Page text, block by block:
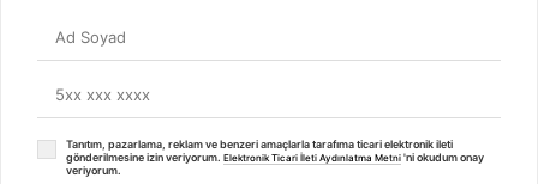
İLETİŞİM
Ferhatpaşa Caddesi Ferhatpaşa mahallesi 25.sokak No:69 SDE
T E-TicaretSistemleriyle Hazırlanmıştır.
Tanıtım, pazarlama, reklam ve benzeri amaçlarla tarafıma ticari elektronik ileti
gönderilmesine izin veriyorum. Elektronik Ticari İleti Aydınlatma Metni 'ni okudum onay
veriyorum.